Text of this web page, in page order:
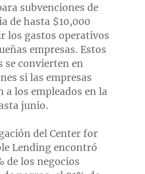
subvenciones de
de hasta $10,000
los gastos operativos
empresas. Estos
se convierten en
si las empresas
a los empleados en la
junio.
del Center for
Lending encontró
de los negocios